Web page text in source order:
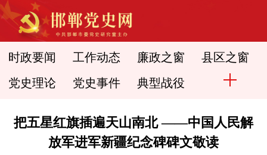
时政要闻 工作动态 廉政之窗 县区之窗
党史理论 党史事件 典型战役
把五星红旗插遍天山南北 ——中国人民解
放军进军新疆纪念碑碑文敬读